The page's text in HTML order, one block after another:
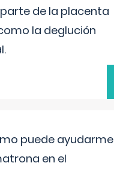
de la placenta
la deglución
puede ayudarme
en el